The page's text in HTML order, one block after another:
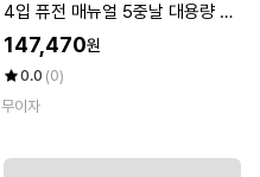
4입 퓨전 매뉴얼 5중날 대용량 정
품 x2SET(SH)
147,470원
0.0 (0)
무이자